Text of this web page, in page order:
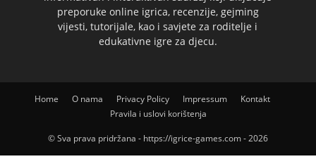
preporuke online igrica, recenzije, gejming
vijesti, tutorijale, kao i savjete za roditelje i
edukativne igre za djecu.
Home O nama Privacy Policy Impressum
Kontakt
Pravila i uslovi korištenja
© Sva prava pridržana - https://igrice-games.com - 2026